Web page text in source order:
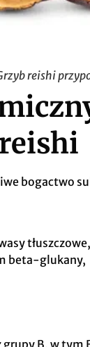
reishi
bogactwo
tłuszczowe,
beta-glukany,
B, w tym